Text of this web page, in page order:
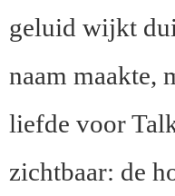
geluid wijkt
naam maakte,
liefde voor
zichtbaar: de